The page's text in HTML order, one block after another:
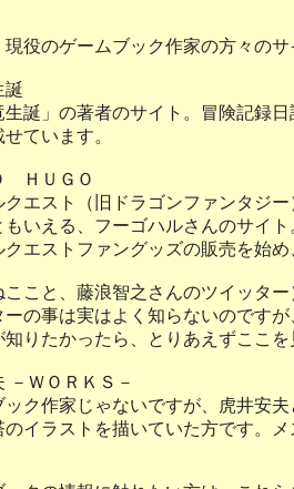
役のゲームブック作家の方々のサ
誕
誕」の著者のサイト。冒険記録
ています。
ＨＵＧＯ
エスト（旧ドラゴンファンタジ
もいえる、フーゴハルさんのサイト
エストファングッズの販売を始
ここと、藤浪智之さんのツイッター
の事は実はよく知らないのです
知りたかったら、とりあえずここ
－ＷＯＲＫＳ－
ク作家じゃないですが、虎井安
のイラストを描いていた方です。